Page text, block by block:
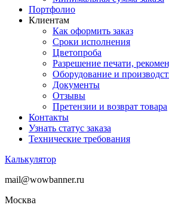
Портфолио
Клиентам
Как оформить заказ
Сроки исполнения
Цветопроба
Разрешение печати,
Оборудование и
Документы
Отзывы
Претензии и возврат товара
Контакты
Узнать статус заказа
Технические требования
Калькулятор
mail@wowbanner.ru
Москва